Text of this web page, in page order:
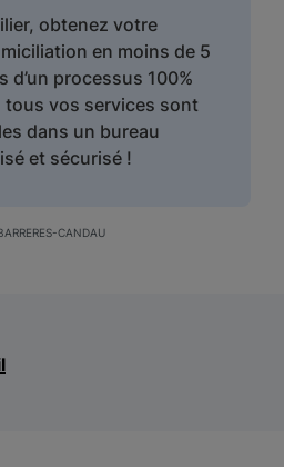
obtenez votre
en moins de 5
d’un processus 100%
tous vos services sont
dans un bureau
et sécurisé !
CANDAU